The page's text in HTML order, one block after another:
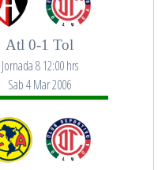
Atl 0-1 Tol
Jornada 8 12:00 hrs
Sab 4 Mar 2006